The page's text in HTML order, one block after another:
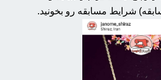
شرایط مسابقه رو بخونید.